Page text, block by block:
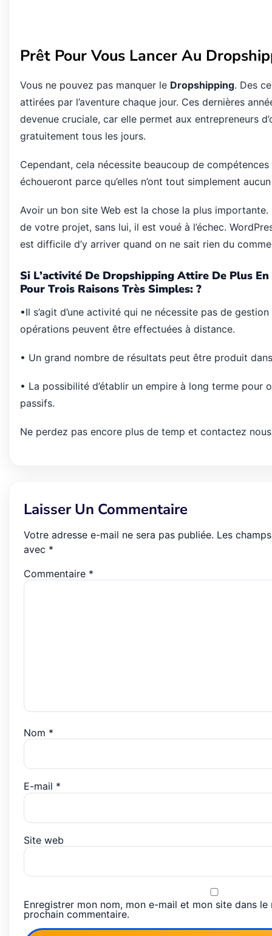
Prêt Pour Vous Lancer Au
Vous ne pouvez pas manquer le Dropshipping. Des
attirées par l’aventure chaque jour. Ces dernières
devenue cruciale, car elle permet aux entrepreneurs
gratuitement tous les jours.
Cependant, cela nécessite beaucoup de
échoueront parce qu’elles n’ont tout simplement
Avoir un bon site Web est la chose la plus importante.
de votre projet, sans lui, il est voué à l’échec.
est difficile d’y arriver quand on ne sait rien du
Si L’activité De Dropshipping Attire De Plus En
Pour Trois Raisons Très Simples: ?
•Il s’agit d’une activité qui ne nécessite pas de
opérations peuvent être effectuées à distance.
• Un grand nombre de résultats peut être produit
• La possibilité d’établir un empire à long terme pour
passifs.
Ne perdez pas encore plus de temp et contactez
Laisser Un Commentaire
Votre adresse e-mail ne sera pas publiée. Les
avec *
Commentaire *
Nom *
E-mail *
Site web
Enregistrer mon nom, mon e-mail et mon site dans
prochain commentaire.